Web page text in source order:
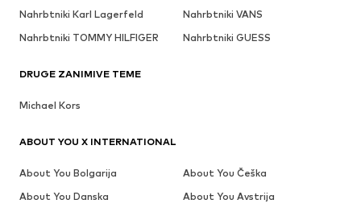
Nahrbtniki Karl Lagerfeld
Nahrbtniki VANS
Nahrbtniki TOMMY HILFIGER
Nahrbtniki GUESS
DRUGE ZANIMIVE TEME
Michael Kors
ABOUT YOU X INTERNATIONAL
About You Bolgarija
About You Češka
About You Danska
About You Avstrija